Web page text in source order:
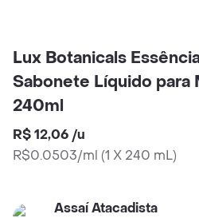
Lux Botanicals
Sabonete Líquido para
240ml
R$ 12,06 /u
R$0.0503/ml (1 X 240 mL)
Assaí Atacadista